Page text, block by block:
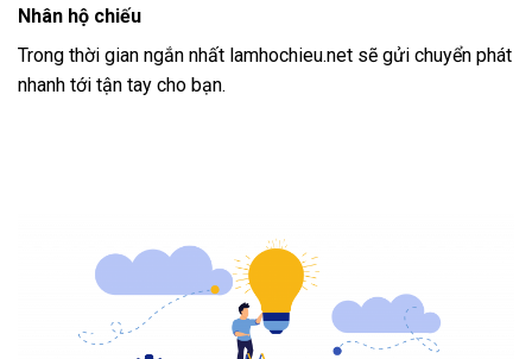
Nhân hộ chiếu
Trong thời gian ngắn nhất lamhochieu.net sẽ gửi chuyển phát
nhanh tới tận tay cho bạn.